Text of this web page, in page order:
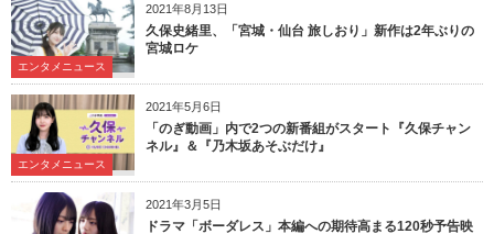
2021年8月13日
エンタメニュース
久保史緒里、「宮城・仙台 旅しおり」新作は2年ぶりの
宮城ロケ
2021年5月6日
エンタメニュース
「のぎ動画」内で2つの新番組がスタート『久保チャン
ネル』＆『乃木坂あそぶだけ』
2021年3月5日
ドラマ「ボーダレス」本編への期待高まる120秒予告映